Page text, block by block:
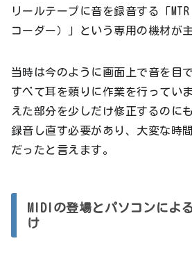
リールテープに音を録音する「
コーダー）」という専用の機材が
当時は今のように画面上で音を目
すべて耳を頼りに作業を行ってい
えた部分を少しだけ修正するのに
録音し直す必要があり、大変な時
だったと言えます。
MIDIの登場とパソコンによ
け